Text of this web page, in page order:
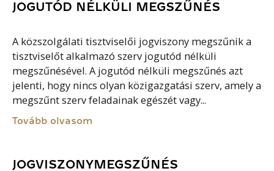
JOGUTÓD NÉLKÜLI MEGSZŰNÉS
A közszolgálati tisztviselői jogviszony megszűnik a
tisztviselőt alkalmazó szerv jogutód nélküli
megszűnésével. A jogutód nélküli megszűnés azt
jelenti, hogy nincs olyan közigazgatási szerv, amely a
megszűnt szerv feladainak egészét vagy...
Tovább olvasom
JOGVISZONYMEGSZŰNÉS